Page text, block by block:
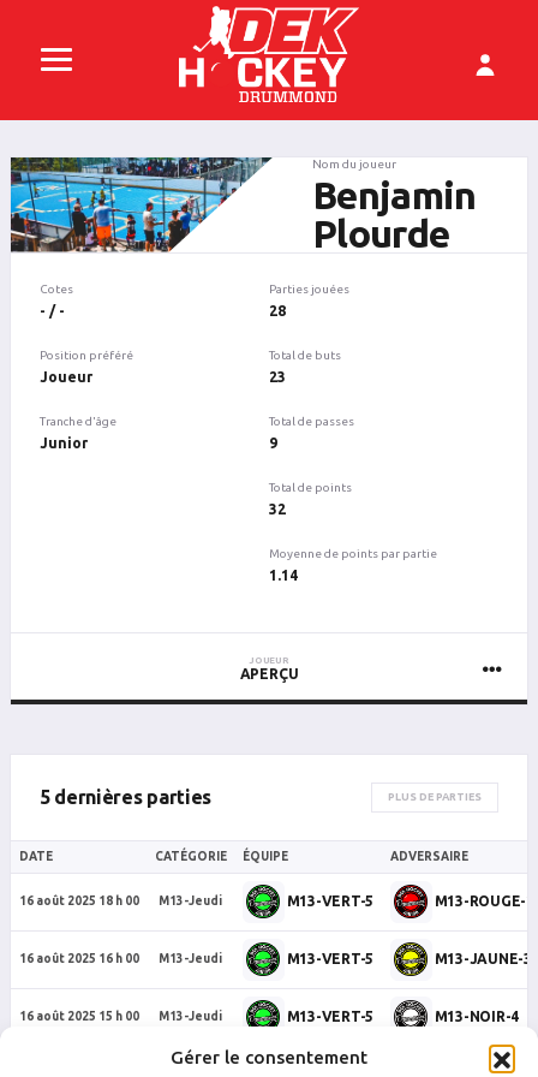
Gérer le consentement
Nom du joueur
Benjamin
Plourde
Cotes
- / -
Position préféré
Joueur
Tranche d'âge
Junior
Parties jouées
28
Total de buts
23
Total de passes
9
Total de points
32
Moyenne de points par partie
1.14
JOUEUR
APERÇU
5 dernières parties PLUS DE PARTIES
DATE CATÉGORIE ÉQUIPE ADVERSAIRE
16 août 2025 18 h 00 M13-Jeudi M13-VERT-5 M13-ROUGE-2
16 août 2025 16 h 00 M13-Jeudi M13-VERT-5 M13-JAUNE-3
16 août 2025 15 h 00 M13-Jeudi M13-VERT-5 M13-NOIR-4